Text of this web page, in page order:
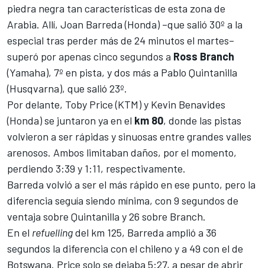
piedra negra tan características de esta zona de
Arabia. Allí, Joan Barreda(Honda) –que salió 30º a la
especial tras perder más de 24 minutos el martes–
superó por apenas cinco segundos a Ross Branch
(Yamaha), 7º en pista, y dos más a Pablo Quintanilla
(Husqvarna), que salió 23º.
Por delante, Toby Price(KTM) y Kevin Benavides
(Honda) se juntaron ya en el km 80, donde las pistas
volvieron a ser rápidas y sinuosas entre grandes valles
arenosos. Ambos limitaban daños, por el momento,
perdiendo 3:39 y 1:11, respectivamente.
Barreda volvió a ser el más rápido en ese punto, pero la
diferencia seguía siendo mínima, con 9 segundos de
ventaja sobre Quintanilla y 26 sobre Branch.
En el refuellingdel km 125, Barreda amplió a 36
segundos la diferencia con el chileno y a 49 con el de
Botswana. Price solo se dejaba 5:27, a pesar de abrir